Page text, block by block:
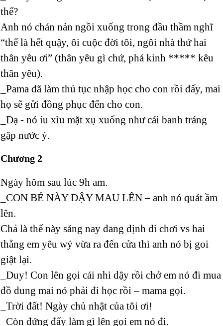
thế?
Anh nó chán nản ngồi xuống trong đầu thầm nghĩ
“thế là hết quậy, ôi cuộc đời tôi, ngôi nhà thứ hai
thân yêu ơi” (thân yêu gì chứ, phá kinh ***** kêu
thân yêu).
_Pama đã làm thủ tục nhập học cho con rồi đấy, mai
họ sẽ gửi đồng phục đến cho con.
_Dạ - nó ỉu xìu mặt xụ xuống như cái banh tráng
gặp nước ý.
Chương 2
Ngày hôm sau lúc 9h am.
_CON BÉ NÀY DẬY MAU LÊN – anh nó quát ầm
lên.
Chả là thế này sáng nay đang định đi chơi vs hai
thằng em yêu wý vừa ra đến cửa thì anh nó bị goi
giật lại.
_Duy! Con lên gọi cái nhi dậy rồi chở em nó đi mua
đồ dung mai nó phải đi học rồi – mama gọi.
_Trời đất! Ngày chủ nhật của tôi ơi!
_Còn đứng đấy làm gì lên gọi em nó đi.